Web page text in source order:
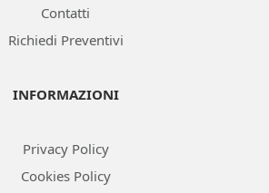
Contatti
Richiedi Preventivi
INFORMAZIONI
Privacy Policy
Cookies Policy